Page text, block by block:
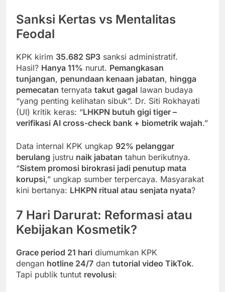
Sanksi Kertas vs Mentalitas
Feodal
KPK kirim 35.682 SP3 sanksi administratif.
Hasil? Hanya 11% nurut. Pemangkasan
tunjangan, penundaan kenaan jabatan, hingga
pemecatan ternyata takut gagal lawan budaya
“yang penting kelihatan sibuk”. Dr. Siti Rokhayati
(UI) kritik keras: “LHKPN butuh gigi tiger –
verifikasi AI cross-check bank + biometrik wajah.”
Data internal KPK ungkap 92% pelanggar
berulang justru naik jabatan tahun berikutnya.
“Sistem promosi birokrasi jadi penutup mata
korupsi,” ungkap sumber terpercaya. Masyarakat
kini bertanya: LHKPN ritual atau senjata nyata?
7 Hari Darurat: Reformasi atau
Kebijakan Kosmetik?
Grace period 21 hari diumumkan KPK
dengan hotline 24/7 dan tutorial video TikTok.
Tapi publik tuntut revolusi: